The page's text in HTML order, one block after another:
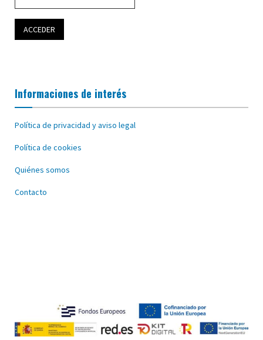
Informaciones de interés
Política de privacidad y aviso legal
Política de cookies
Quiénes somos
Contacto